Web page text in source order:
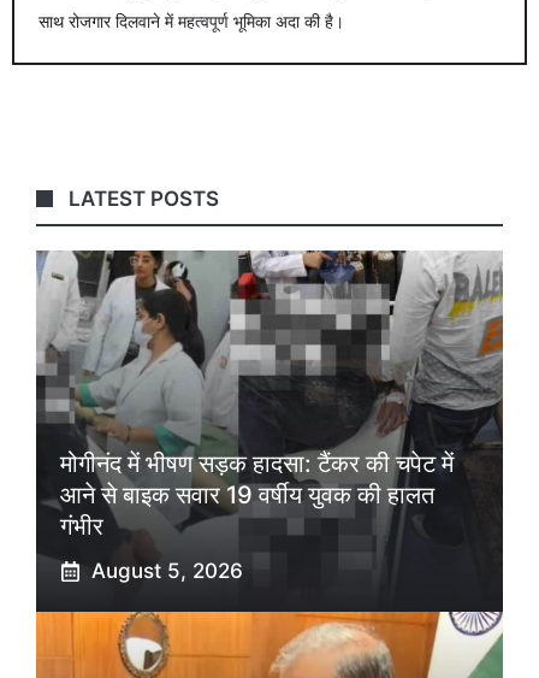
साथ रोजगार दिलवाने में महत्वपूर्ण भूमिका अदा की है।
LATEST POSTS
मोगीनंद में भीषण सड़क हादसा: टैंकर की चपेट में
आने से बाइक सवार 19 वर्षीय युवक की हालत
गंभीर
August 5, 2026